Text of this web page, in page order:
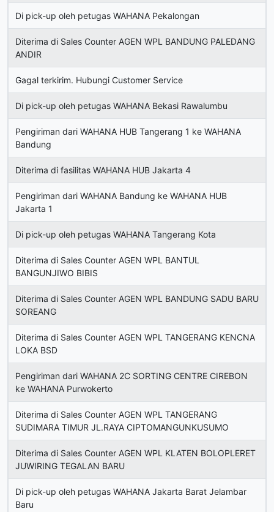
Di pick-up oleh petugas WAHANA Pekalongan
Diterima di Sales Counter AGEN WPL BANDUNG PALEDANG
ANDIR
Gagal terkirim. Hubungi Customer Service
Di pick-up oleh petugas WAHANA Bekasi Rawalumbu
Pengiriman dari WAHANA HUB Tangerang 1 ke WAHANA
Bandung
Diterima di fasilitas WAHANA HUB Jakarta 4
Pengiriman dari WAHANA Bandung ke WAHANA HUB
Jakarta 1
Di pick-up oleh petugas WAHANA Tangerang Kota
Diterima di Sales Counter AGEN WPL BANTUL
BANGUNJIWO BIBIS
Diterima di Sales Counter AGEN WPL BANDUNG SADU BARU
SOREANG
Diterima di Sales Counter AGEN WPL TANGERANG KENCNA
LOKA BSD
Pengiriman dari WAHANA 2C SORTING CENTRE CIREBON
ke WAHANA Purwokerto
Diterima di Sales Counter AGEN WPL TANGERANG
SUDIMARA TIMUR JL.RAYA CIPTOMANGUNKUSUMO
Diterima di Sales Counter AGEN WPL KLATEN BOLOPLERET
JUWIRING TEGALAN BARU
Di pick-up oleh petugas WAHANA Jakarta Barat Jelambar
Baru